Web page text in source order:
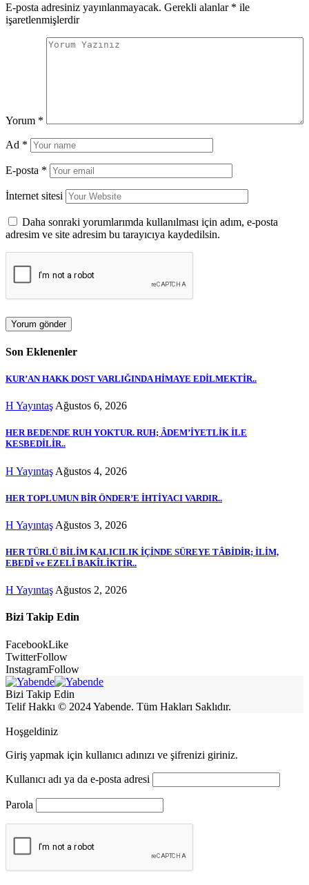
E-posta adresiniz yayınlanmayacak. Gerekli alanlar * ile
işaretlenmişlerdir
Yorum *
Ad *
E-posta *
İnternet sitesi
Daha sonraki yorumlarımda kullanılması için adım, e-posta
adresim ve site adresim bu tarayıcıya kaydedilsin.
Son Eklenenler
KUR’AN HAKK DOST VARLIĞINDA HİMAYE EDİLMEKTİR..
H Yayıntaş Ağustos 6, 2026
HER BEDENDE RUH YOKTUR. RUH; ÂDEM’İYETLİK İLE
KESBEDİLİR..
H Yayıntaş Ağustos 4, 2026
HER TOPLUMUN BİR ÖNDER’E İHTİYACI VARDIR..
H Yayıntaş Ağustos 3, 2026
HER TÜRLÜ BİLİM KALICILIK İÇİNDE SÜREYE TÂBİDİR; İLİM,
EBEDÎ ve EZELÎ BAKÎLİKTİR..
H Yayıntaş Ağustos 2, 2026
Bizi Takip Edin
FacebookLike
TwitterFollow
InstagramFollow
Bizi Takip Edin
Telif Hakkı © 2024 Yabende. Tüm Hakları Saklıdır.
Hoşgeldiniz
Giriş yapmak için kullanıcı adınızı ve şifrenizi giriniz.
Kullanıcı adı ya da e-posta adresi
Parola